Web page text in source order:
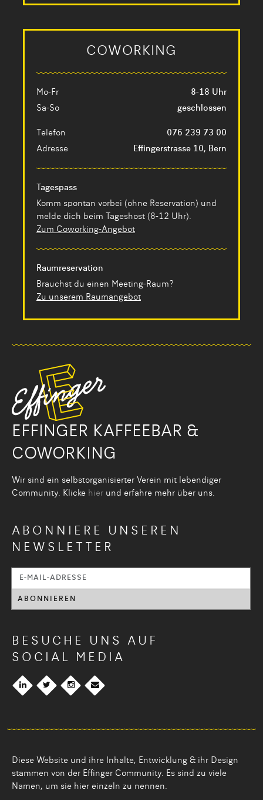
EFFINGER KAFFEEBAR &
COWORKING
Wir sind ein selbstorganisier­ter Verein mit lebendiger
Community. Klicke hier und erfahre mehr über uns.
ABONNIERE UNSEREN
NEWSLETTER
BESUCHE UNS AUF
SOCIAL MEDIA
COWORKING
Mo-Fr
8-18 Uhr
Sa-So
geschlossen
Telefon
076 239 73 00
Adresse
Effingerstrasse 10, Bern
Tagespass
Komm spontan vorbei (ohne Reservation) und
melde dich beim Tageshost (8-12 Uhr).
Zum Coworking-Angebot
Raumreservation
Brauchst du einen Meeting-Raum?
Zu unserem Raumangebot
Diese Website und ihre Inhalte, Entwicklung & ihr Design
stammen von der Effinger Community. Es sind zu viele
Namen, um sie hier einzeln zu nennen.